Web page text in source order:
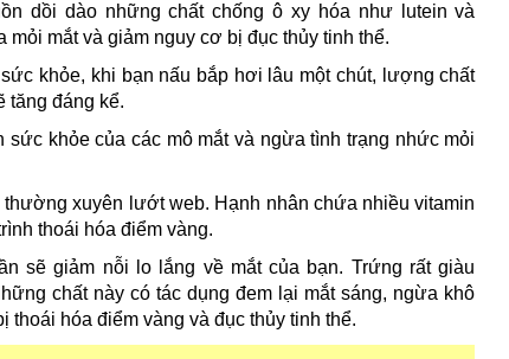
dồi dào những chất chống ô xy hóa như lutein và
mắt và giảm nguy cơ bị đục thủy tinh thể.
khỏe, khi bạn nấu bắp hơi lâu một chút, lượng chất
tăng đáng kể.
sức khỏe của các mô mắt và ngừa tình trạng nhức mỏi
thường xuyên lướt web. Hạnh nhân chứa nhiều vitamin
thoái hóa điểm vàng.
sẽ giảm nỗi lo lắng về mắt của bạn. Trứng rất giàu
chất này có tác dụng đem lại mắt sáng, ngừa khô
thoái hóa điểm vàng và đục thủy tinh thể.